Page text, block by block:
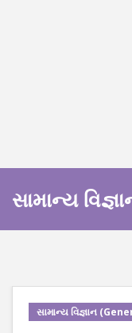
સામાન્ય
સામાન્ય વિજ્ઞાન